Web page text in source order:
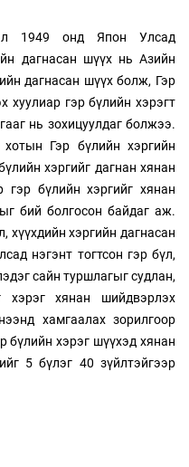
1949 онд Япон Улсад
дагнасан шүүх нь Азийн
дагнасан шүүх болж, Гэр
хуулиар гэр бүлийн хэрэгт
нь зохицуулдаг болжээ.
Гэр бүлийн хэргийн
хэргийг дагнан хянан
гэр бүлийн хэргийг хянан
бий болгосон байдаг аж.
хүүхдийн хэргийн дагнасан
нэгэнт тогтсон гэр бүл,
сайн туршлагыг судлан,
хэрэг хянан шийдвэрлэх
хамгаалах зорилгоор
бүлийн хэрэг шүүхэд хянан
5 бүлэг 40 зүйлтэйгээр